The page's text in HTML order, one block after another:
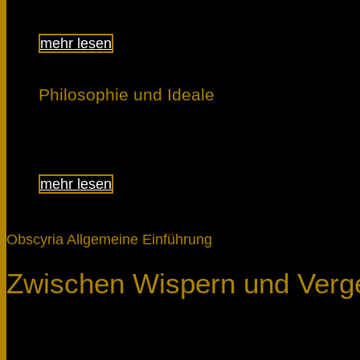
mehr lesen
Philosophie und Ideale
mehr lesen
Obscyria Allgemeine Einführung
Zwischen Wispern und